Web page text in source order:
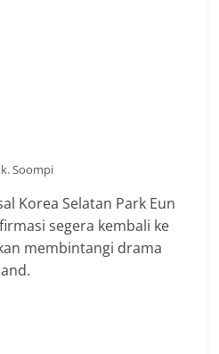
Soompi
Korea Selatan Park Eun
segera kembali ke
membintangi drama